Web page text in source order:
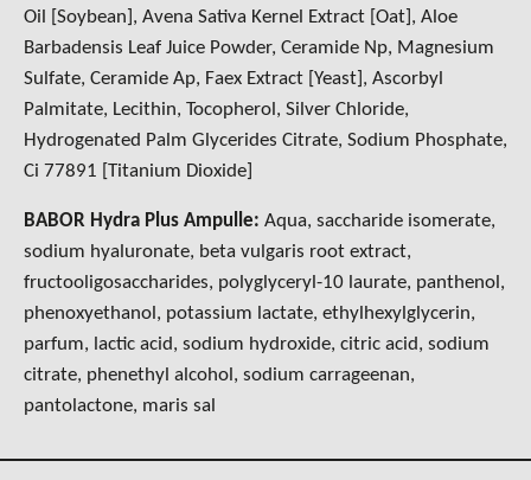
Oil [Soybean], Avena Sativa Kernel Extract [Oat], Aloe
Barbadensis Leaf Juice Powder, Ceramide Np, Magnesium
Sulfate, Ceramide Ap, Faex Extract [Yeast], Ascorbyl
Palmitate, Lecithin, Tocopherol, Silver Chloride,
Hydrogenated Palm Glycerides Citrate, Sodium Phosphate,
Ci 77891 [Titanium Dioxide]
BABOR Hydra Plus Ampulle: Aqua, saccharide isomerate,
sodium hyaluronate, beta vulgaris root extract,
fructooligosaccharides, polyglyceryl-10 laurate, panthenol,
phenoxyethanol, potassium lactate, ethylhexylglycerin,
parfum, lactic acid, sodium hydroxide, citric acid, sodium
citrate, phenethyl alcohol, sodium carrageenan,
pantolactone, maris sal